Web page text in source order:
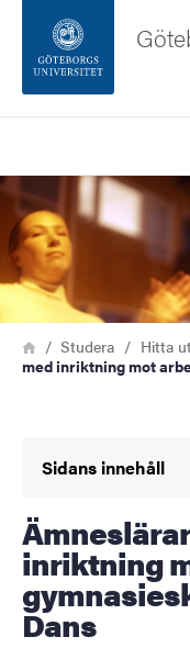
Sidfoten
Om webbplatsen
Bild
Länkstig
HemStudera Hitta
med inriktning mot
Sidans innehåll
Ämneslärarprogrammet med
inriktning
Dans